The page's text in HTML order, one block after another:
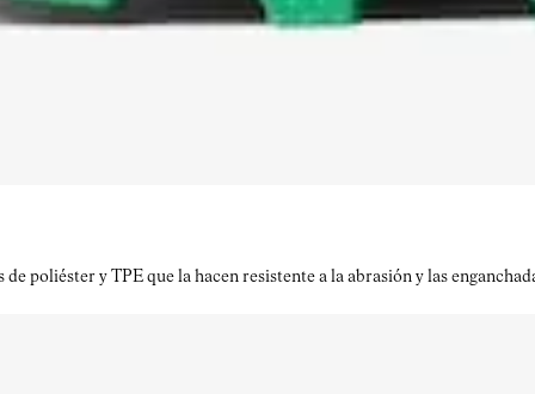
poliéster y TPE que la hacen resistente a la abrasión y las